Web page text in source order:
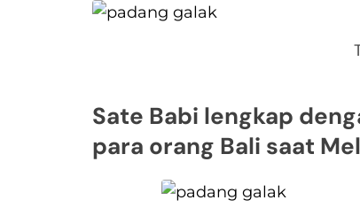
Sate Babi lengkap
para orang Bali saat